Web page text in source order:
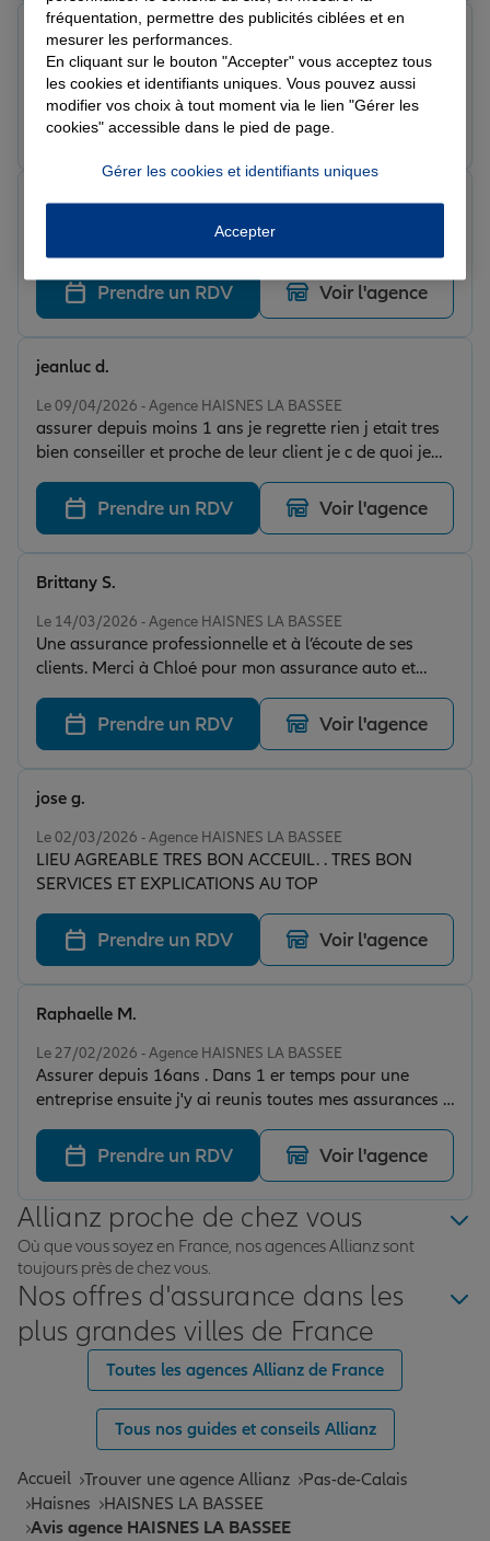
Le 21/05/2026 - Agence HAISNES LA BASSEE
Jehan L.
Prendre un RDV Voir l'agence
Le 15/05/2026 - Agence HAISNES LA BASSEE
Maximilien D.
Prendre un RDV Voir l'agence
Le 09/04/2026 - Agence HAISNES LA BASSEE
assurer depuis moins 1 ans je regrette rien j etait tres
bien conseiller et proche de leur client je c de quoi je
parle suite a un sinistre je remercie les assuranses
delesalle haisnes que je conseille pour leur
competence et que je recommande
jeanluc d.
Prendre un RDV Voir l'agence
Le 14/03/2026 - Agence HAISNES LA BASSEE
Une assurance professionnelle et à l’écoute de ses
clients. Merci à Chloé pour mon assurance auto et
maison
Brittany S.
Prendre un RDV Voir l'agence
Le 02/03/2026 - Agence HAISNES LA BASSEE
LIEU AGREABLE TRES BON ACCEUIL. . TRES BON
SERVICES ET EXPLICATIONS AU TOP
jose g.
Prendre un RDV Voir l'agence
Le 27/02/2026 - Agence HAISNES LA BASSEE
Assurer depuis 16ans . Dans 1 er temps pour une
entreprise ensuite j'y ai reunis toutes mes assurances .
J ai toujours été conseillé par Christophe qui a un
grand professionnalisme . C est rapide et efficace je
recommande
Raphaelle M.
Prendre un RDV Voir l'agence
Allianz proche de chez vous
Où que vous soyez en France, nos agences Allianz sont
toujours près de chez vous.
Nos offres d'assurance dans les
plus grandes villes de France
Toutes les agences Allianz de France
Tous nos guides et conseils Allianz
Accueil Trouver une agence Allianz
Pas-de-Calais
Haisnes
HAISNES LA BASSEE
Avis agence HAISNES LA BASSEE
fréquentation, permettre des publicités ciblées et en
mesurer les performances.
En cliquant sur le bouton "Accepter" vous acceptez tous
les cookies et identifiants uniques. Vous pouvez aussi
modifier vos choix à tout moment via le lien "Gérer les
cookies" accessible dans le pied de page.
Gérer les cookies et identifiants uniques
Accepter